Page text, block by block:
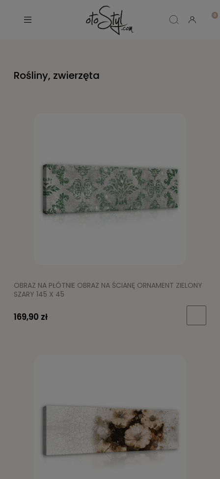
Rośliny, zwierzęta
OBRAZ NA PŁÓTNIE OBRAZ NA ŚCIANĘ ORNAMENT ZIELONY
SZARY 145 X 45
169,90 zł